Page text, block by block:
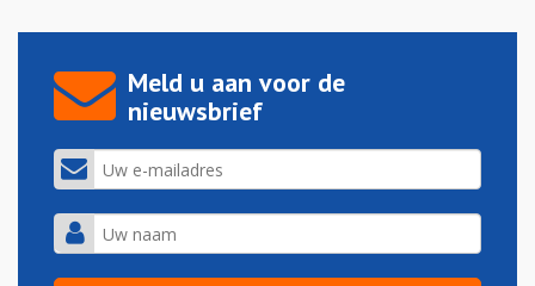
Meld u aan voor de
nieuwsbrief